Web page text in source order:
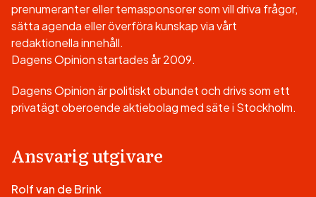
prenumeranter eller temasponsorer som vill driva frågor,
sätta agenda eller överföra kunskap via vårt
redaktionella innehåll.
Dagens Opinion startades år 2009.
Dagens Opinion är politiskt obundet och drivs som ett
privatägt oberoende aktiebolag med säte i Stockholm.
Ansvarig utgivare
Rolf van de Brink